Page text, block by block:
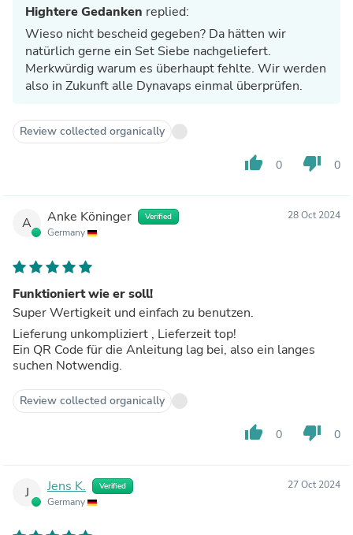
Hightere Gedanken replied:
Wieso nicht bescheid gegeben? Da hätten wir
natürlich gerne ein Set Siebe nachgeliefert.
Merkwürdig warum es überhaupt fehlte. Wir werden
also in Zukunft alle Dynavaps einmal überprüfen.
Review collected organically
thumb_up 0 thumb_down 0
A Anke Köninger Verified
Germany
28 Oct 2024
Funktioniert wie er soll!
Super Wertigkeit und einfach zu benutzen.
Lieferung unkompliziert , Lieferzeit top!
Ein QR Code für die Anleitung lag bei, also ein langes
suchen Notwendig.
Review collected organically
thumb_up 0 thumb_down 0
J Jens K. Verified
Germany
27 Oct 2024